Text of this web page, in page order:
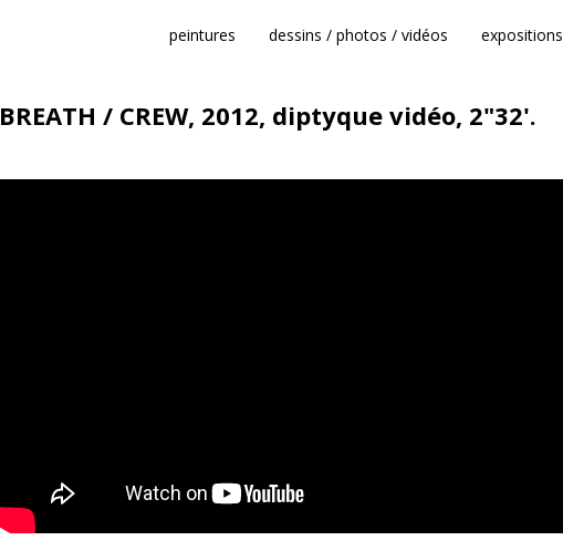
peintures dessins / photos / vidéos expositions
BREATH / CREW, 2012, diptyque vidéo, 2"32'.